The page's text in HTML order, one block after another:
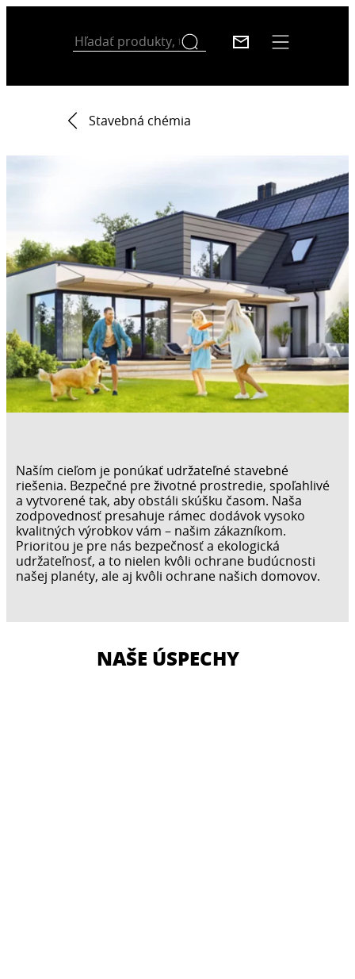
Stavebná chémia
Naším cieľom je ponúkať udržateľné stavebné
riešenia. Bezpečné pre životné prostredie, spoľahlivé
a vytvorené tak, aby obstáli skúšku časom. Naša
zodpovednosť presahuje rámec dodávok vysoko
kvalitných výrobkov vám – našim zákazníkom.
Prioritou je pre nás bezpečnosť a ekologická
udržateľnosť, a to nielen kvôli ochrane budúcnosti
našej planéty, ale aj kvôli ochrane našich domovov.
NAŠE ÚSPECHY